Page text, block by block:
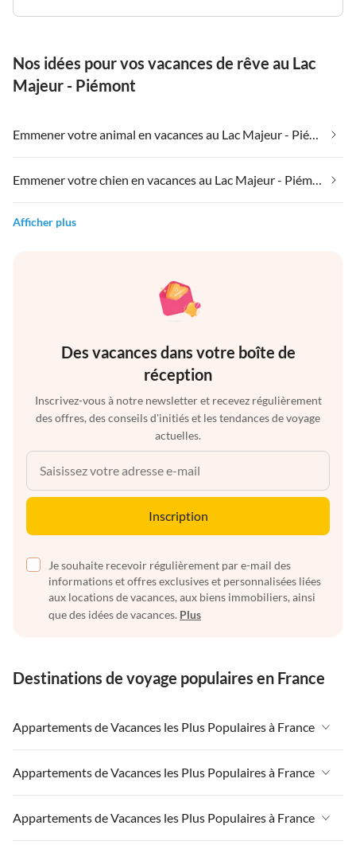
Nos idées pour vos vacances de rêve au Lac
Majeur - Piémont
Emmener votre animal en vacances au Lac Majeur - Piémont
Emmener votre chien en vacances au Lac Majeur - Piémont
Afficher plus
Des vacances dans votre boîte de
réception
Inscrivez-vous à notre newsletter et recevez régulièrement
des offres, des conseils d'initiés et les tendances de voyage
actuelles.
Inscription
Je souhaite recevoir régulièrement par e-mail des
informations et offres exclusives et personnalisées liées
aux locations de vacances, aux biens immobiliers, ainsi
que des idées de vacances. Plus
Destinations de voyage populaires en France
Appartements de Vacances les Plus Populaires à France
Appartements de Vacances à France
Appartements de Vacances à Paris-Ile de France
Appartements de Vacances à Paris
Appartements de Vacances les Plus Populaires à France
Appartements de Vacances à France
Appartements de Vacances les Plus Populaires à France